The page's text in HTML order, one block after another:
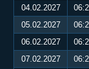
04.02.2027
05.02.2027
06.02.2027
07.02.2027